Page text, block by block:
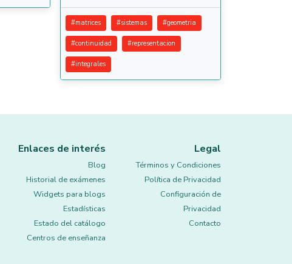
#matrices #sistemas #geometria
#continuidad #representacion
#integrales
Enlaces de interés
Blog
Historial de exámenes
Widgets para blogs
Estadísticas
Estado del catálogo
Centros de enseñanza
Legal
Términos y Condiciones
Política de Privacidad
Configuración de
Privacidad
Contacto